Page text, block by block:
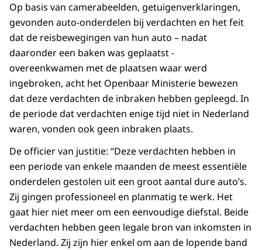
Op basis van camerabeelden, getuigenverklaringen,
gevonden auto-onderdelen bij verdachten en het feit
dat de reisbewegingen van hun auto – nadat
daaronder een baken was geplaatst -
overeenkwamen met de plaatsen waar werd
ingebroken, acht het Openbaar Ministerie bewezen
dat deze verdachten de inbraken hebben gepleegd. In
de periode dat verdachten enige tijd niet in Nederland
waren, vonden ook geen inbraken plaats.
De officier van justitie: “Deze verdachten hebben in
een periode van enkele maanden de meest essentiële
onderdelen gestolen uit een groot aantal dure auto’s.
Zij gingen professioneel en planmatig te werk. Het
gaat hier niet meer om een eenvoudige diefstal. Beide
verdachten hebben geen legale bron van inkomsten in
Nederland. Zij zijn hier enkel om aan de lopende band